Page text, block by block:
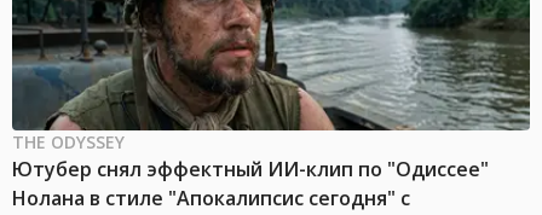
THE ODYSSEY
Ютубер снял эффектный ИИ-клип по "Одиссее"
Нолана в стиле "Апокалипсис сегодня" с